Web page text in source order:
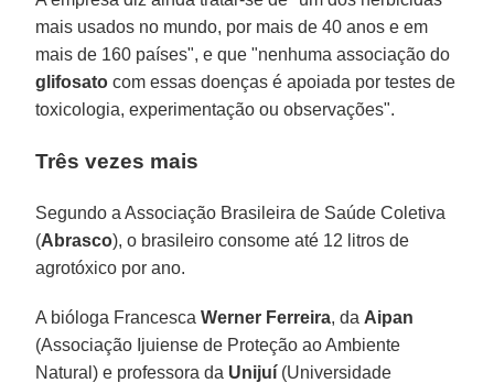
mais usados no mundo, por mais de 40 anos e em
mais de 160 países", e que "nenhuma associação do
glifosato com essas doenças é apoiada por testes de
toxicologia, experimentação ou observações".
Três vezes mais
Segundo a Associação Brasileira de Saúde Coletiva
(Abrasco), o brasileiro consome até 12 litros de
agrotóxico por ano.
A bióloga FrancescaWerner Ferreira, da Aipan
(Associação Ijuiense de Proteção ao Ambiente
Natural) e professora da Unijuí (Universidade